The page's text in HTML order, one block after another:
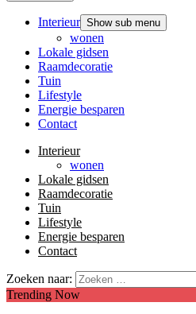
Interieur Show sub menu
wonen
Lokale gidsen
Raamdecoratie
Tuin
Lifestyle
Energie besparen
Contact
Interieur
wonen
Lokale gidsen
Raamdecoratie
Tuin
Lifestyle
Energie besparen
Contact
Zoeken naar:
Trending Now